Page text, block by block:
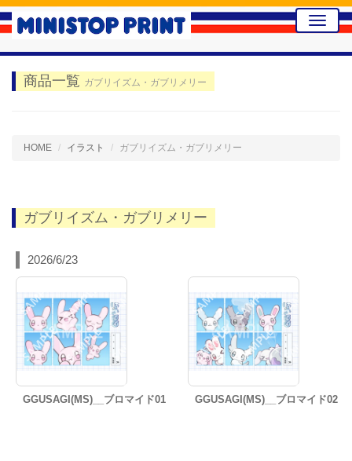
Toggle
商品一覧 ガブリイズム・ガブリメリー
HOME イラスト ガブリイズム・ガブリメリー
ガブリイズム・ガブリメリー
2026/6/23
GGUSAGI(MS)__ブロマイド01 GGUSAGI(MS)__ブロマイド02